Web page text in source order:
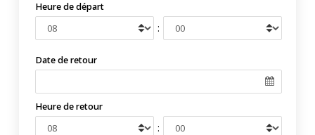
Heure de départ
:
Date de retour
Heure de retour
: